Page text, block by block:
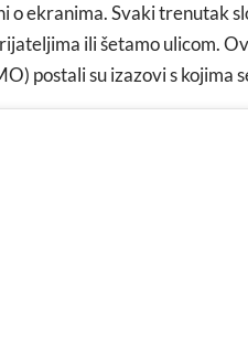
o ekranima. Svaki trenutak
ili šetamo ulicom.
postali su izazovi s kojima